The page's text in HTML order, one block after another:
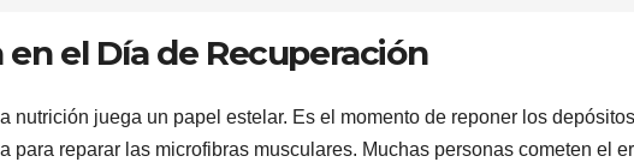
el Día de Recuperación
nutrición juega un papel estelar. Es el momento de reponer los
para reparar las microfibras musculares. Muchas personas cometen el